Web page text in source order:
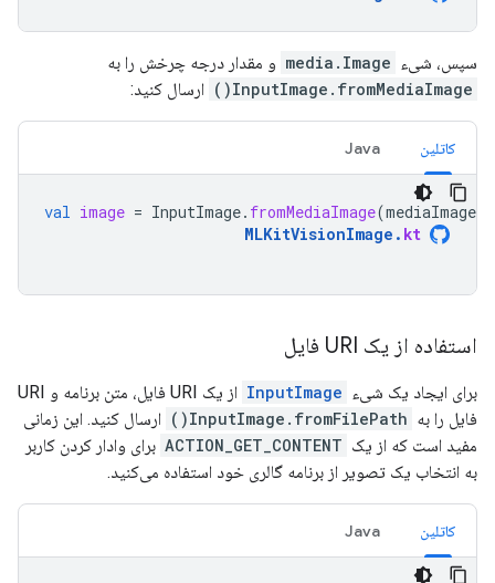
سپس، شیء media.Image و مقدار درجه چرخش را به
InputImage.fromMediaImage()
ارسال کنید:
کاتلین Java
val image = InputImage. fromMediaImage(mediaImage
MLKitVisionImage . kt
استفاده از یک URI فایل
برای ایجاد یک شیء InputImage
از یک URI فایل، متن برنامه و URI
فایل را به InputImage.fromFilePath()
ارسال کنید. این زمانی
مفید است که از یک ACTION_GET_CONTENT برای وادار کردن کاربر
به انتخاب یک تصویر از برنامه گالری خود استفاده می‌کنید.
کاتلین Java